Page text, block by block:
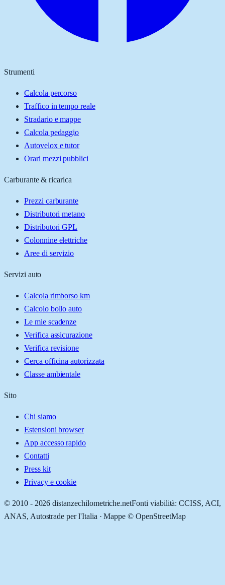
Strumenti
Calcola percorso
Traffico in tempo reale
Stradario e mappe
Calcola pedaggio
Autovelox e tutor
Orari mezzi pubblici
Carburante & ricarica
Prezzi carburante
Distributori metano
Distributori GPL
Colonnine elettriche
Aree di servizio
Servizi auto
Calcola rimborso km
Calcolo bollo auto
Le mie scadenze
Verifica assicurazione
Verifica revisione
Cerca officina autorizzata
Classe ambientale
Sito
Chi siamo
Estensioni browser
App accesso rapido
Contatti
Press kit
Privacy e cookie
© 2010 - 2026 distanzechilometriche.netFonti viabilità: CCISS, ACI,
ANAS, Autostrade per l'Italia · Mappe © OpenStreetMap